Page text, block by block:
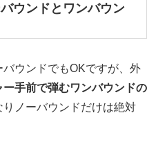
ウンドとワンバウン
ウンドでもOKですが、外
ー手前で弾むワンバウンドの
りノーバウンドだけは絶対